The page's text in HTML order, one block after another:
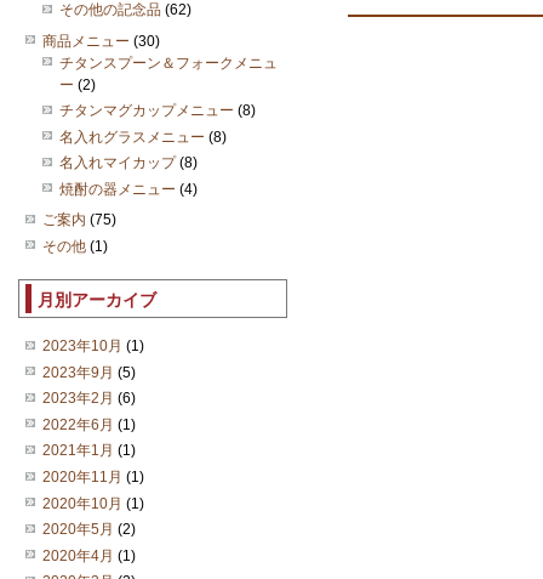
その他の記念品 (62)
商品メニュー (30)
チタンスプーン＆フォークメニュ
ー (2)
チタンマグカップメニュー (8)
名入れグラスメニュー (8)
名入れマイカップ(8)
焼酎の器メニュー (4)
ご案内 (75)
その他 (1)
月別アーカイブ
2023年10月 (1)
2023年9月 (5)
2023年2月 (6)
2022年6月 (1)
2021年1月 (1)
2020年11月 (1)
2020年10月 (1)
2020年5月 (2)
2020年4月 (1)